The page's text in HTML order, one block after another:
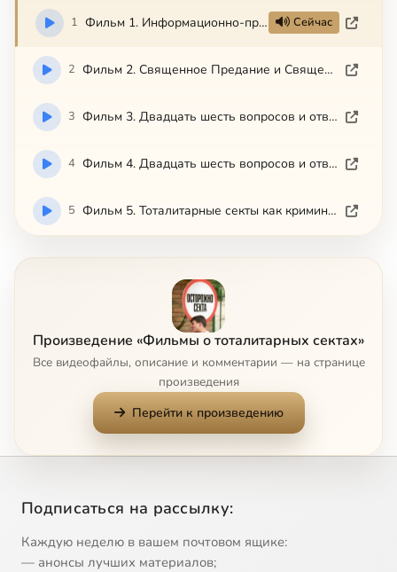
1 Фильм 1. Информационно-профилактическая беседа Сейчас
2 Фильм 2. Священное Предание и Священное Писание
3 Фильм 3. Двадцать шесть вопросов и ответов - часть первая
4 Фильм 4. Двадцать шесть вопросов и ответов - часть вторая
5 Фильм 5. Тоталитарные секты как криминогенный фактор в обществе
Произведение «Фильмы о тоталитарных сектах»
Все видеофайлы, описание и комментарии — на странице
произведения
Перейти к произведению
Подписаться на рассылку:
Каждую неделю в вашем почтовом ящике:
— анонсы лучших материалов;